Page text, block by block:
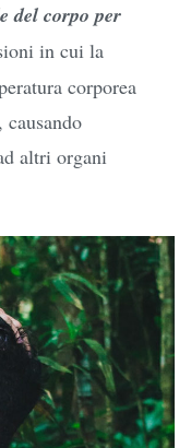
del corpo per
in cui la
corporea
causando
altri organi